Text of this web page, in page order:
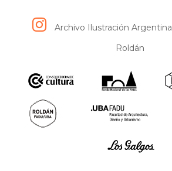
Archivo Ilustración Argentina
Roldán